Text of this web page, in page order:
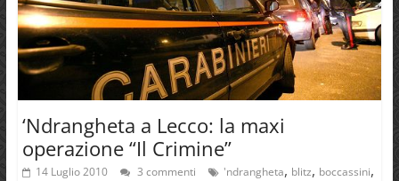
‘Ndrangheta a Lecco: la maxi
operazione “Il Crimine”
14 Luglio 2010 3 commenti 'ndrangheta, blitz, boccassini,